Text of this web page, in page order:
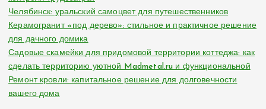
Челябинск: уральский самоцвет для путешественников
Керамогранит «под дерево»: стильное и практичное решение
для дачного домика
Садовые скамейки для придомовой территории коттеджа: как
сделать территорию уютной Madmetal.ru и функциональной
Ремонт кровли: капитальное решение для долговечности
вашего дома